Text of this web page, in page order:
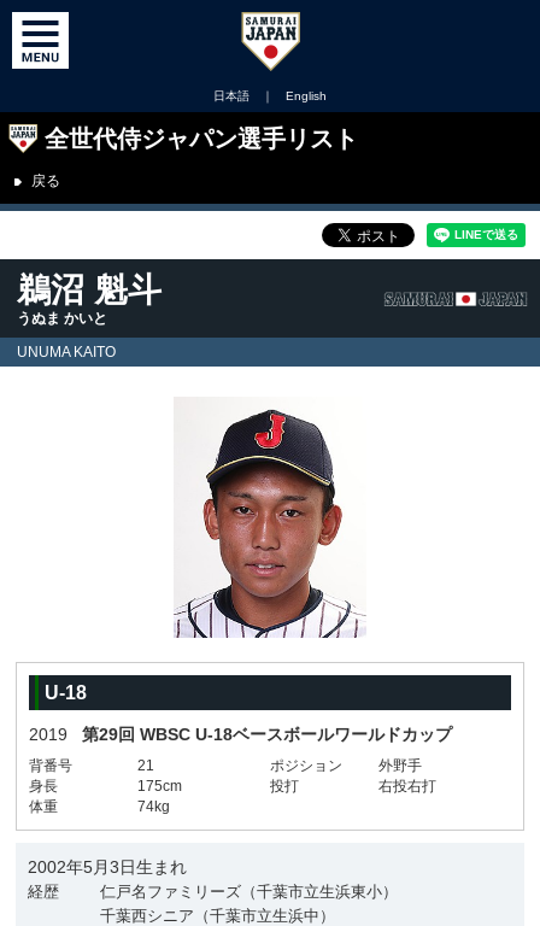
日本語 ｜ English
全世代侍ジャパン選手リスト
戻る
鵜沼 魁斗
うぬま かいと
UNUMA KAITO
U-18
2019 第29回 WBSC U-18ベースボールワールドカップ
背番号 21 ポジション
外野手
身長
175cm 投打
右投右打
体重
74kg
2002年5月3日生まれ
経歴
仁戸名ファミリーズ（千葉市立生浜東小）
千葉西シニア（千葉市立生浜中）